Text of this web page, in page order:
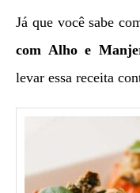
Já que você sabe
com Alho e
levar essa receita